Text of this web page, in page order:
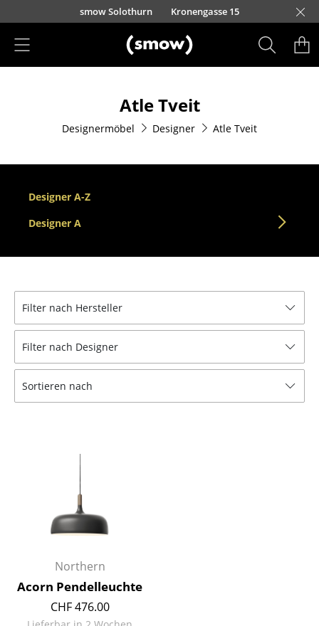
Direkt zum Inhaltsmow Solothurn Kronengasse 15
Esszimmerstühle
Sofas
Sessel
Loungesessel
Barhocker
Bänke & Liegen
Sitzsäcke
Kinderstühle
Schaukelstühle
Bürodrehstühle
Konferenzstühle
Bürosessel
Einzelteile
... alle Sitzmöbel
Atle Tveit
Designermöbel Designer Atle Tveit
Designer A-Z
Designer A
Filter nach Hersteller
Filter nach Designer
Sortieren nach
Northern
Acorn Pendelleuchte
CHF 476.00